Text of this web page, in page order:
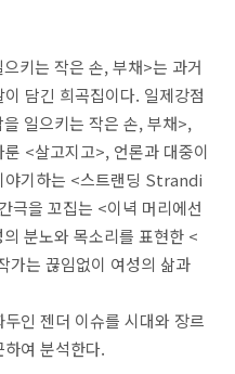
키는 작은 손,부채>는 과거
담긴 희곡집이다. 일제강점
을 일으키는 작은 손,부채>,
룬 <살고지고>, 언론과 대중이
기하는 <스트랜딩 Strandi
극을 꼬집는 <이녁 머리에선
분노와 목소리를 표현한 <
가는 끊임없이 여성의 삶과
인 젠더 이슈를 시대와 장르
여 분석한다.